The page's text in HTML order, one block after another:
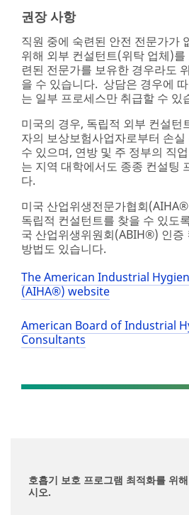
권장 사항
직원 중에 숙련된 안전 전문가가
위해 외부 컨설턴트(위탁 업체)
련된 전문가를 보유한 경우라도
을 수 있습니다. 상담은 경우에
는 일부 프로세스만 취급할 수 있
미국의 경우, 독립적 외부 컨설턴
자의 보상보험사업자로부터 손
수 있으며, 연방 및 주 정부의 직
는 지역 대학에서도 종종 컨설팅
다.
미국 산업위생전문가협회
독립적 컨설턴트를 찾을 수 있도
국 산업위생위원회(ABIH®) 인증
방법도 있습니다.
The American Industrial
(AIHA®) website
American Board of Industrial
Consultants
호흡기 보호 프로그램 최적화를 위
시오.